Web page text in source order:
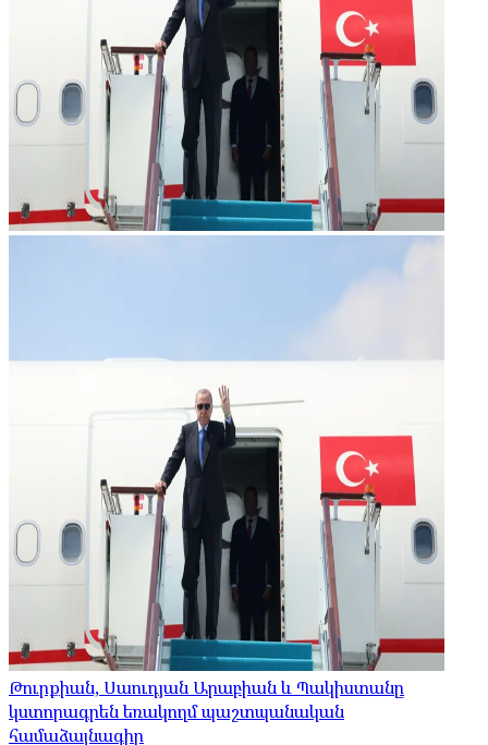
Թուրքիան, Սաուդյան Արաբիան և Պակիստանը
կստորագրեն եռակողմ պաշտպանական
համաձայնագիր